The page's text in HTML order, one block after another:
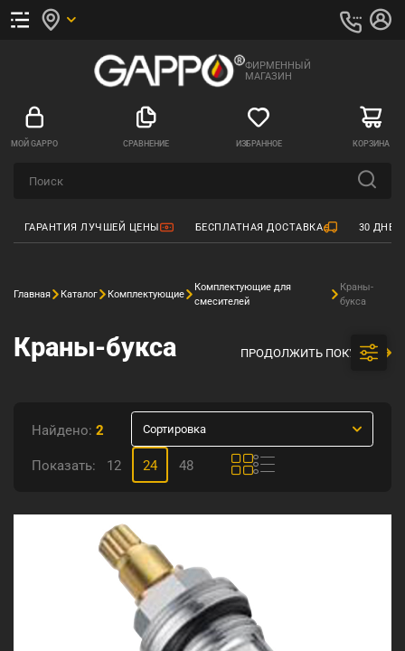
ФИРМЕННЫЙ
МАГАЗИН
МОЙ GAPPO СРАВНЕНИЕ ИЗБРАННОЕ КОРЗИНА
ГАРАНТИЯ ЛУЧШЕЙ ЦЕНЫ БЕСПЛАТНАЯ ДОСТАВКА 30
Главная Каталог Комплектующие
Комплектующие для
смесителей
Краны-
букса
Краны-букса ПРОДОЛЖИТЬ ПОКУПКИ
Найдено: 2 Сортировка
Показать: 12 24 48